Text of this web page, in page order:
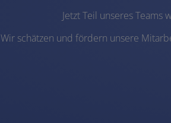
Jetzt Teil unseres
Wir schätzen und fördern unsere